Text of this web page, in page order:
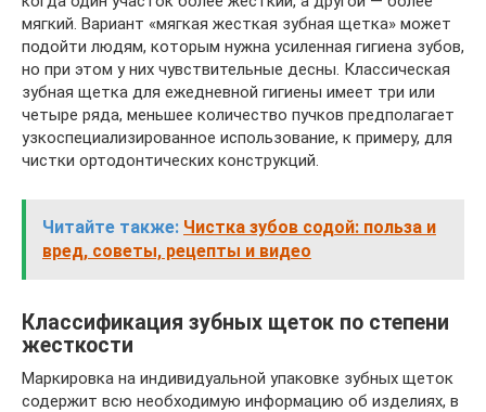
мягкий. Вариант «мягкая жесткая зубная щетка» может
подойти людям, которым нужна усиленная гигиена зубов,
но при этом у них чувствительные десны. Классическая
зубная щетка для ежедневной гигиены имеет три или
четыре ряда, меньшее количество пучков предполагает
узкоспециализированное использование, к примеру, для
чистки ортодонтических конструкций.
Читайте также: Чистка зубов содой: польза и
вред, советы, рецепты и видео
Классификация зубных щеток по степени
жесткости
Маркировка на индивидуальной упаковке зубных щеток
содержит всю необходимую информацию об изделиях, в